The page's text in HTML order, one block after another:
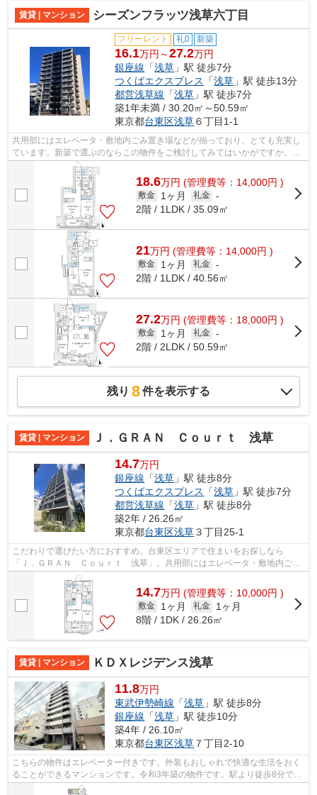
賃貸 | マンション シーズンフラッツ浅草六丁目
フリーレント 礼0 新築
16.1万円～27.2万円
銀座線 「浅草 」駅 徒歩7分
つくばエクスプレス
「浅草 」駅 徒歩13分
都営浅草線 「浅草 」駅 徒歩7分
築1年未満 / 30.20㎡～50.59㎡
東京都台東区浅草６丁目1-1
共用部にはエレベータ・敷地内ごみ置き場などが揃っており、とても充実し
ています。新築で選ぶのならこの物件をご検討してみてはいかがですか。新
築にしかない魅力があります。素敵な...
18.6万円 (管理費等：14,000円 )
敷金 1ヶ月 礼金 -
2階 / 1LDK / 35.09㎡
21万円 (管理費等：14,000円 )
敷金 1ヶ月 礼金 -
2階 / 1LDK / 40.56㎡
27.2万円 (管理費等：18,000円 )
敷金 1ヶ月 礼金 -
2階 / 2LDK / 50.59㎡
残り 8件を表示する
賃貸 | マンション Ｊ．ＧＲＡＮ Ｃｏｕｒｔ 浅草
14.7万円
銀座線 「浅草 」駅 徒歩8分
つくばエクスプレス
「浅草 」駅 徒歩7分
都営浅草線 「浅草 」駅 徒歩8分
築2年 / 26.26㎡
東京都台東区浅草３丁目25-1
こだわりで選びたい方におすすめ。台東区エリアで住まいをお探しなら
「Ｊ．ＧＲＡＮ Ｃｏｕｒｔ 浅草」。共用部にはエレベータ・敷地内ごみ
置き場などが揃っており、とても充実して...
14.7万円 (管理費等：10,000円 )
敷金 1ヶ月 礼金
1ヶ月
8階 / 1DK / 26.26㎡
賃貸 | マンション ＫＤＸレジデンス浅草
11.8万円
東武伊勢崎線 「浅草 」駅 徒歩8分
銀座線 「浅草 」駅 徒歩10分
築4年 / 26.10㎡
東京都台東区浅草 ７丁目2-10
こちらの物件はエレベーター付きです。外装もおしゃれで快適な生活をおく
ることができるマンションです。令和3年築の物件です。駅より徒歩8分で帰
宅できる、快適な環境が魅力的な物件...